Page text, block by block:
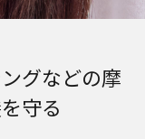
グなどの摩
守る